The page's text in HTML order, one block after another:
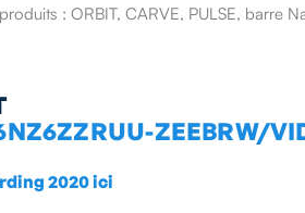
: ORBIT, CARVE, PULSE, barre
ZEEBRW/
2020 ici